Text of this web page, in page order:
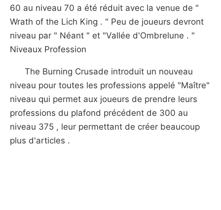
60 au niveau 70 a été réduit avec la venue de "
Wrath of the Lich King . " Peu de joueurs devront
niveau par " Néant " et "Vallée d'Ombrelune . "
Niveaux Profession
The Burning Crusade introduit un nouveau
niveau pour toutes les professions appelé "Maître"
niveau qui permet aux joueurs de prendre leurs
professions du plafond précédent de 300 au
niveau 375 , leur permettant de créer beaucoup
plus d'articles .